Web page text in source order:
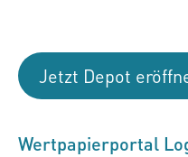
Jetzt Depot
Wertpapierportal